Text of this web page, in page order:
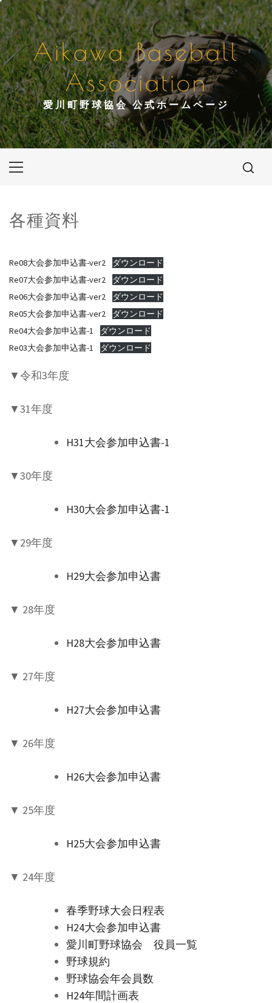
コ
ン
テ
ン
ツ
へ
ス
キ
ッ
プ
Aikawa Baseball
Association
愛川町野球協会 公式ホームページ
メ
メ
ニ
各種資料
Re08大会参加申込書-ver2
ダウンロード
Re07大会参加申込書-ver2
ダウンロード
Re06大会参加申込書-ver2
ダウンロード
Re05大会参加申込書-ver2
ダウンロード
Re04大会参加申込書-1
ダウンロード
Re03大会参加申込書-1
ダウンロード
▼令和3年度
▼31年度
H31大会参加申込書-1
▼30年度
H30大会参加申込書-1
▼29年度
H29大会参加申込書
▼ 28年度
H28大会参加申込書
▼ 27年度
H27大会参加申込書
▼ 26年度
H26大会参加申込書
▼ 25年度
H25大会参加申込書
▼ 24年度
春季野球大会日程表
H24大会参加申込書
愛川町野球協会 役員一覧
野球規約
野球協会年会員数
H24年間計画表